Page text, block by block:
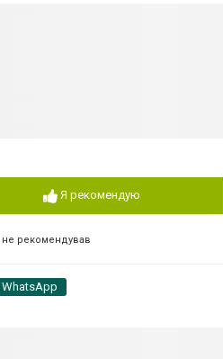
Я рекомендую
не рекомендував
WhatsApp